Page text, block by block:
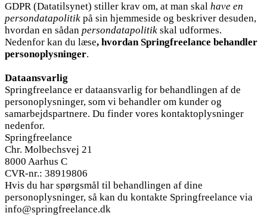
GDPR (Datatilsynet) stiller krav om, at man skal have en
persondatapolitik på sin hjemmeside og beskriver desuden,
hvordan en sådan persondatapolitik skal udformes.
Nedenfor kan du læse, hvordan Springfreelance behandler
personoplysninger.
Dataansvarlig
Springfreelance er dataansvarlig for behandlingen af de
personoplysninger, som vi behandler om kunder og
samarbejdspartnere. Du finder vores kontaktoplysninger
nedenfor.
Springfreelance
Chr. Molbechsvej 21
8000 Aarhus C
CVR-nr.: 38919806
Hvis du har spørgsmål til behandlingen af dine
personoplysninger, så kan du kontakte Springfreelance via
info@springfreelance.dk